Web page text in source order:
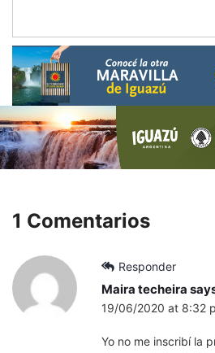
1 Comentarios
Responder
Maira techeira
19/06/2020 at 8:32
Yo no me inscribí la